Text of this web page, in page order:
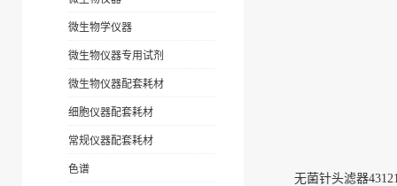
微生物学仪器
微生物仪器专用试剂
微生物仪器配套耗材
细胞仪器配套耗材
常规仪器配套耗材
色谱
无菌针头滤器